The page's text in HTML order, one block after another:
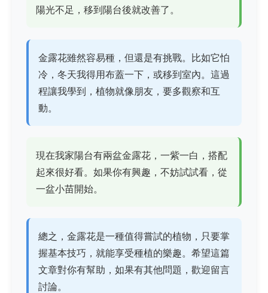
陽光不足，移到陽台後就改善了。
金露花雖然容易種，但還是有挑戰。比如它怕
冷，冬天我得用布蓋一下，或移到室內。這過
程讓我學到，植物就像朋友，要多觀察和互
動。
現在我家陽台有兩盆金露花，一紫一白，搭配
起來很好看。如果你有興趣，不妨試試看，從
一盆小苗開始。
總之，金露花是一種值得嘗試的植物，只要掌
握基本技巧，就能享受種植的樂趣。希望這篇
文章對你有幫助，如果有其他問題，歡迎留言
討論。